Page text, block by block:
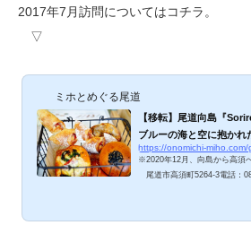
2017年7月訪問についてはコチラ。
▽
ミホとめぐる尾道
【移転】尾道向島『
ブルーの海と空に抱かれ
https://onomichi-
※2020年12月、向島から高須
尾道市高須町5264-3電話：
月オープン以来、地元人を中